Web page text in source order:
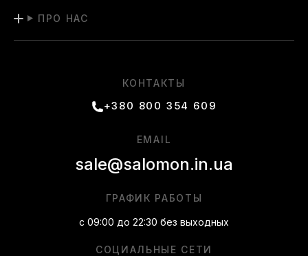
ПРО НАС
КОНТАКТЫ
+380 800 354 609
СОЦИАЛЬНЫЕ СЕТИ
ГРАФИК РАБОТЫ
с 09:00 до 22:30 без выходных
EMAIL
sale@salomon.in.ua